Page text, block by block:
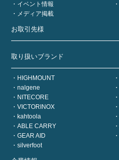
イベント情報
メディア掲載
お取引先様
取り扱いブランド
HIGHMOUNT
nalgene
NITECORE
VICTORINOX
kahtoola
ABLE CARRY
GEAR AID
silverfoot